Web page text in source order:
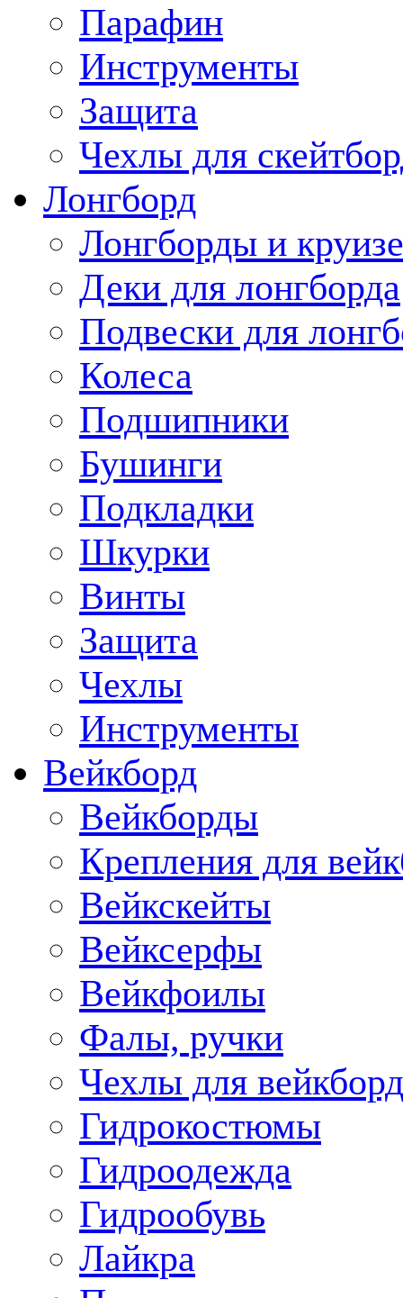
Парафин
Инструменты
Защита
Чехлы для
Лонгборд
Лонгборды и
Деки для лонгборда
Подвески для
Колеса
Подшипники
Бушинги
Подкладки
Шкурки
Винты
Защита
Чехлы
Инструменты
Вейкборд
Вейкборды
Крепления для
Вейкскейты
Вейксерфы
Вейкфоилы
Фалы, ручки
Чехлы для
Гидрокостюмы
Гидроодежда
Гидрообувь
Лайкра